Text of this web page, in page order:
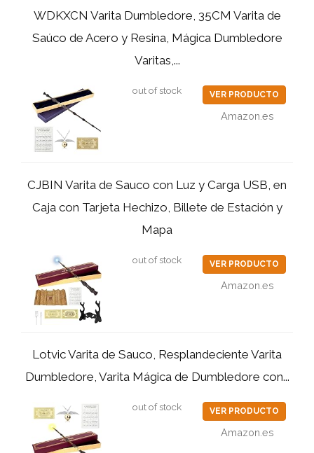
WDKXCN Varita Dumbledore, 35CM Varita de
Saúco de Acero y Resina, Mágica Dumbledore
Varitas,...
out of stock VER PRODUCTO
Amazon.es
CJBIN Varita de Sauco con Luz y Carga USB, en
Caja con Tarjeta Hechizo, Billete de Estación y
Mapa
out of stock VER PRODUCTO
Amazon.es
Lotvic Varita de Sauco, Resplandeciente Varita
Dumbledore, Varita Mágica de Dumbledore con...
out of stock VER PRODUCTO
Amazon.es